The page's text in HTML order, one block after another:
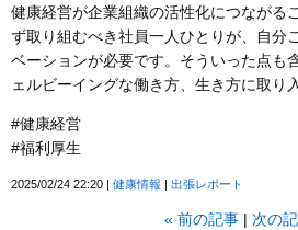
健康経営が企業組織の活性化につながる
ず取り組むべき社員一人ひとりが、自分
ベーションが必要です。そういった点も
ェルビーイングな働き方、生き方に取り
#健康経営
#福利厚生
2025/02/24 22:20 健康情報 出張レポート
« 前の記事 次の